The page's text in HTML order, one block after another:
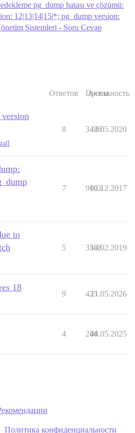
pg_dump hatası ve çözümü:
12|13|14|15|*; pg_dump version:
Sistemleri - Soru Cevap
Ответов Просм.
Активность
version
8 3486
12.05.2020
7 9163
02.12.2017
to
5 3368
14.02.2019
18
9 433
21.05.2026
4 244
08.05.2025
Политика конфиденциальности